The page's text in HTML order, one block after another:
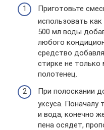
Приготовьте
использовать
500 мл воды
любого
средство
стирке не только
полотенец.
При полоскании
уксуса. Поначалу
и вода, конечно
пена осядет,